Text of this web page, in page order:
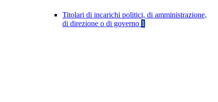
Titolari di incarichi politici, di amministrazione,
di direzione o di governo 1